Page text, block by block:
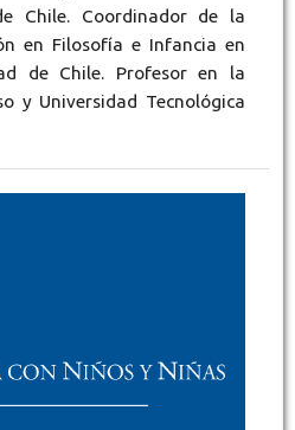
Chile. Coordinador de la
en Filosofía e Infancia en
de Chile. Profesor en la
y Universidad Tecnológica